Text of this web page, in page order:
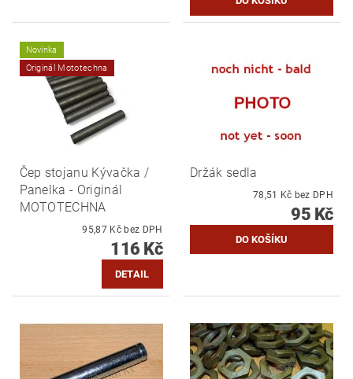
Novinka
Originál Mototechna
Čep stojanu Kývačka /
Panelka - Originál
MOTOTECHNA
95,87 Kč bez DPH
116 Kč
DETAIL
Držák sedla
78,51 Kč bez DPH
95 Kč